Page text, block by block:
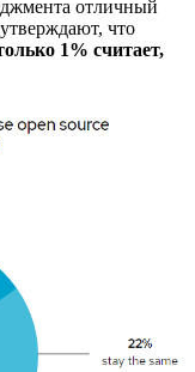
отличный
что
1% считает,